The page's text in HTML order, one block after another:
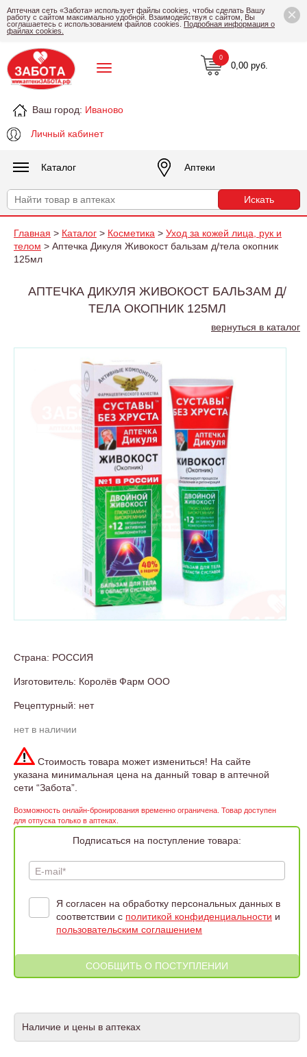
×
Аптечная сеть «Забота» использует файлы cookies, чтобы сделать Вашу
работу с сайтом максимально удобной. Взаимодействуя с сайтом, Вы
соглашаетесь с использованием файлов cookies. Подробная информация о
файлах cookies.
Ваш город: Иваново
Личный кабинет
0,00 руб.
0
Каталог Аптеки
Главная > Каталог > Косметика > Уход за кожей лица, рук и
телом > Аптечка Дикуля Живокост бальзам д/тела окопник
125мл
АПТЕЧКА ДИКУЛЯ ЖИВОКОСТ БАЛЬЗАМ Д/
ТЕЛА ОКОПНИК 125МЛ
вернуться в каталог
Страна: РОССИЯ
Изготовитель: Королёв Фарм ООО
Рецептурный: нет
нет в наличии
Стоимость товара может измениться! На сайте
указана минимальная цена на данный товар в аптечной
сети “Забота”.
Возможность онлайн-бронирования временно ограничена. Товар доступен
для отпуска только в аптеках.
Подписаться на поступление товара:
E-mail*
Я согласен на обработку персональных данных в
соответствии с политикой конфиденциальности и
пользовательским соглашением
Наличие и цены в аптеках